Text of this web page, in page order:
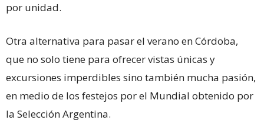
por unidad.
Otra alternativa para pasar el verano en Córdoba,
que no solo tiene para ofrecer vistas únicas y
excursiones imperdibles sino también mucha pasión,
en medio de los festejos por el Mundial obtenido por
la Selección Argentina.